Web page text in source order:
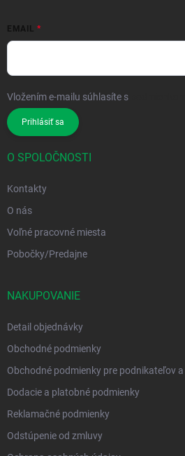
EMAIL
Vložením e-mailu súhlasíte s
Prihlásiť sa
O SPOLOČNOSTI
Kontakty
O nás
Voľné pracovné miesta
Pobočky/Predajne
NAKUPOVANIE
Detail objednávky
Obchodné podmienky
Obchodné podmienky pre podnikateľov
Dodacie a platobné podmienky
Reklamačné podmienky
Odstúpenie od zmluvy